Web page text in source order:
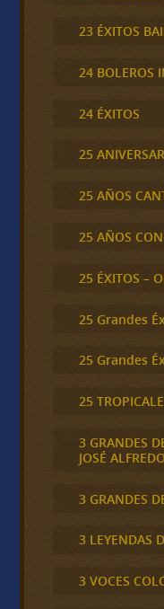
23 ÉXITOS
24 BOLEROS
24 ÉXITOS
25
25 AÑOS
25 AÑOS
25 ÉXITOS –
25 Grandes
25 Grandes
25
3 GRANDES
JOSÉ
3 GRANDES
3 LEYENDAS
3 VOCES